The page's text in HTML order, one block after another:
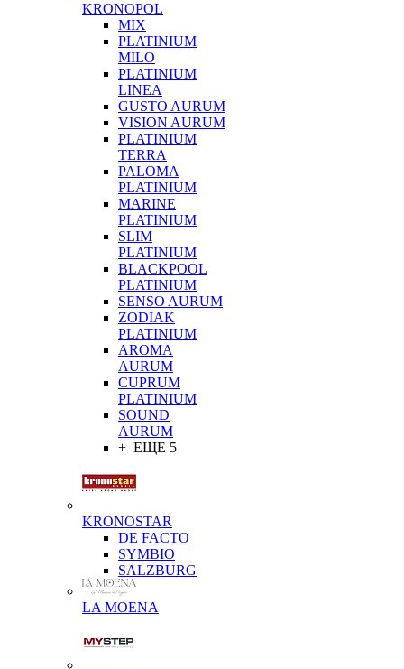
KRONOPOL
MIX
PLATINIUM
MILO
PLATINIUM
LINEA
GUSTO AURUM
VISION AURUM
PLATINIUM
TERRA
PALOMA
PLATINIUM
MARINE
PLATINIUM
SLIM
PLATINIUM
BLACKPOOL
PLATINIUM
SENSO AURUM
ZODIAK
PLATINIUM
AROMA
AURUM
CUPRUM
PLATINIUM
SOUND
AURUM
+ ЕЩЕ 5
KRONOSTAR
DE FACTO
SYMBIO
SALZBURG
LA MOENA